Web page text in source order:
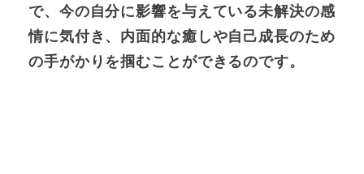
で、今の自分に影響を与えている未解決の感
情に気付き、内面的な癒しや自己成長のため
の手がかりを掴むことができるのです。